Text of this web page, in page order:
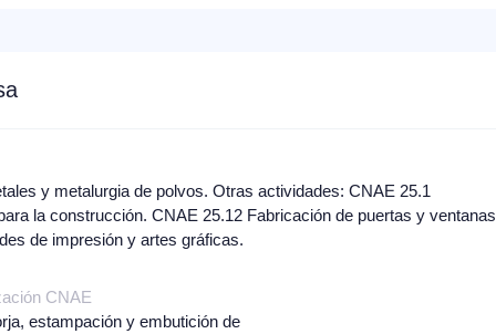
y metalurgia de polvos. Otras actividades: CNAE 25.1
la construcción. CNAE 25.12 Fabricación de puertas y ventanas
de impresión y artes gráficas.
CNAE
estampación y embutición de